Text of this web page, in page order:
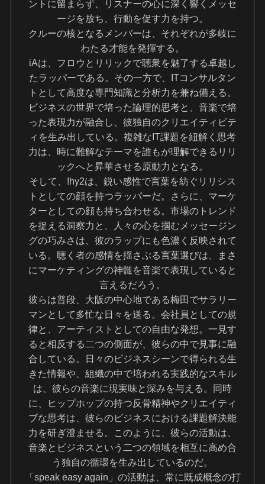
ントに留まらず、リスナーの心に深く響くメッセ
ージを放ち、行動を促す力を持つ。
クルーの核となるメンバーは、それぞれが多岐に
わたる才能を発揮する。
iAは、フロウとリリックで聴衆を魅了する卓越し
たラッパーである。その一方で、ITコンサルタン
トとして高度な専門知識と分析力を兼ね備える。
ビジネスの世界で培った論理的思考と、音楽で培
った表現力が融合し、彼独自のクリエイティビテ
ィを生み出している。複雑なIT課題を紐解く思考
力は、時に難解なテーマを誰もが理解できるリリ
ックへと昇華させる原動力となる。
そして、!hy2は、鋭い感性で言葉を紡ぐリリシス
トとしての顔を持つラッパーだ。さらに、マーケ
ターとしての顔も持ち合わせる。市場のトレンド
を捉える洞察力と、人々の心を掴むメッセージン
グの巧みさは、彼のラップにも色濃く反映されて
いる。聴く者の感情を揺さぶる言葉選びは、まさ
にマーケティングの神髄を音楽で表現していると
言えるだろう。
彼らは普段、大阪の中心地である梅田でサラリー
マンとして多忙な日々を送る。会社員としての規
律と、アーティストとしての自由な発想。一見す
ると相反する二つの側面が、彼らの中で見事に融
合している。日々のビジネスシーンで得られる生
きた情報や、組織の中で培われる実践的なスキル
は、彼らの音楽に現実味と深みを与える。同時
に、ヒップホップの持つ反骨精神やクリエイティ
ブな思考は、彼らのビジネスにおける課題解決能
力を研ぎ澄ませる。このように、彼らの活動は、
音楽とビジネスという二つの領域を相互に高め合
う独自の循環を生み出しているのだ。
「speak easy again」の活動は、常に既成概念の打